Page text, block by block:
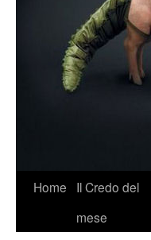
VaiHome
Il Credo del
mese